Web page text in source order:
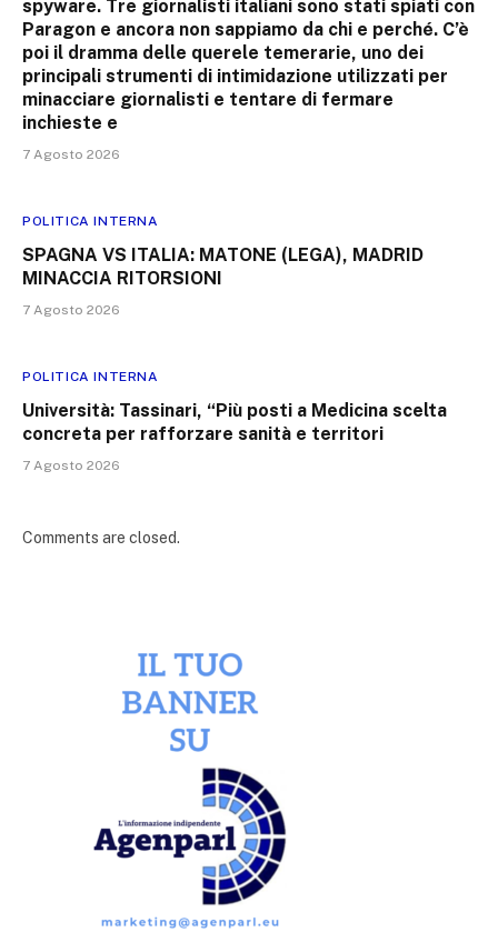
spyware. Tre giornalisti italiani sono stati spiati con
Paragon e ancora non sappiamo da chi e perché. C’è
poi il dramma delle querele temerarie, uno dei
principali strumenti di intimidazione utilizzati per
minacciare giornalisti e tentare di fermare
inchieste e
7 Agosto 2026
POLITICA INTERNA
SPAGNA VS ITALIA: MATONE (LEGA), MADRID
MINACCIA RITORSIONI
7 Agosto 2026
POLITICA INTERNA
Università: Tassinari, “Più posti a Medicina scelta
concreta per rafforzare sanità e territori
7 Agosto 2026
Comments are closed.